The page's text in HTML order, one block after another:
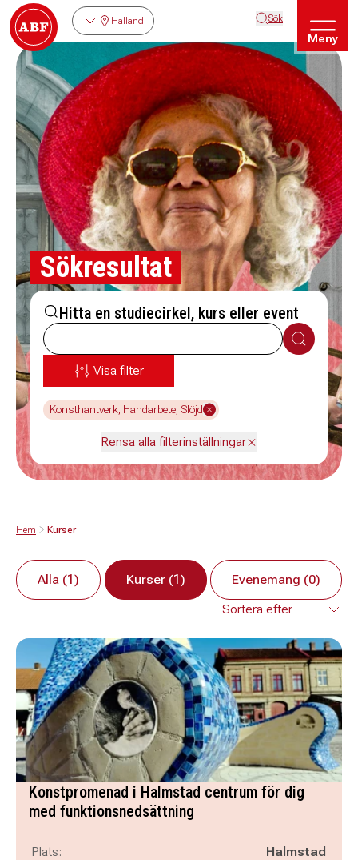
Halland Sök
Meny
Sökresultat
Hitta en studiecirkel, kurs eller event
Sök
Visa filter
Konsthantverk, Handarbete, Slöjd
Rensa alla filterinställningar
Hem Kurser
Alla (1) Kurser (1) Evenemang (0)
Konstpromenad i Halmstad centrum för dig
med funktionsnedsättning
Plats:
Halmstad